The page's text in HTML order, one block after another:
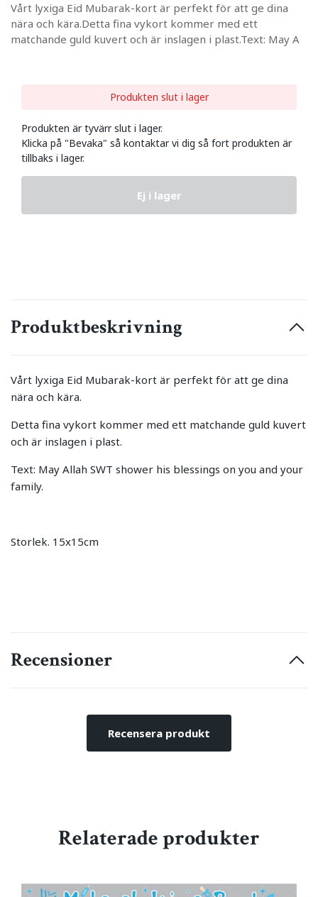
Vårt lyxiga Eid Mubarak-kort är perfekt för att ge dina
nära och kära.Detta fina vykort kommer med ett
matchande guld kuvert och är inslagen i plast.Text: May A
Produkten slut i lager
Produkten är tyvärr slut i lager.
Klicka på "Bevaka" så kontaktar vi dig så fort produkten är
tillbaks i lager.
Ej i lager
Produktbeskrivning
Vårt lyxiga Eid Mubarak-kort är perfekt för att ge dina
nära och kära.
Detta fina vykort kommer med ett matchande guld kuvert
och är inslagen i plast.
Text: May Allah SWT shower his blessings on you and your
family.
Storlek. 15x15cm
Recensioner
Recensera produkt
Relaterade produkter